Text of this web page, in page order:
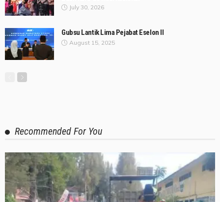
July 30, 2026
Gubsu Lantik Lima Pejabat Eselon II
August 15, 2025
Recommended For You